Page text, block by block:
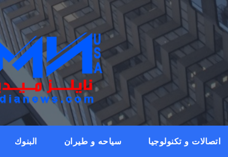
اتصالات و تكنولوجيا سياحه و طيران البنوك